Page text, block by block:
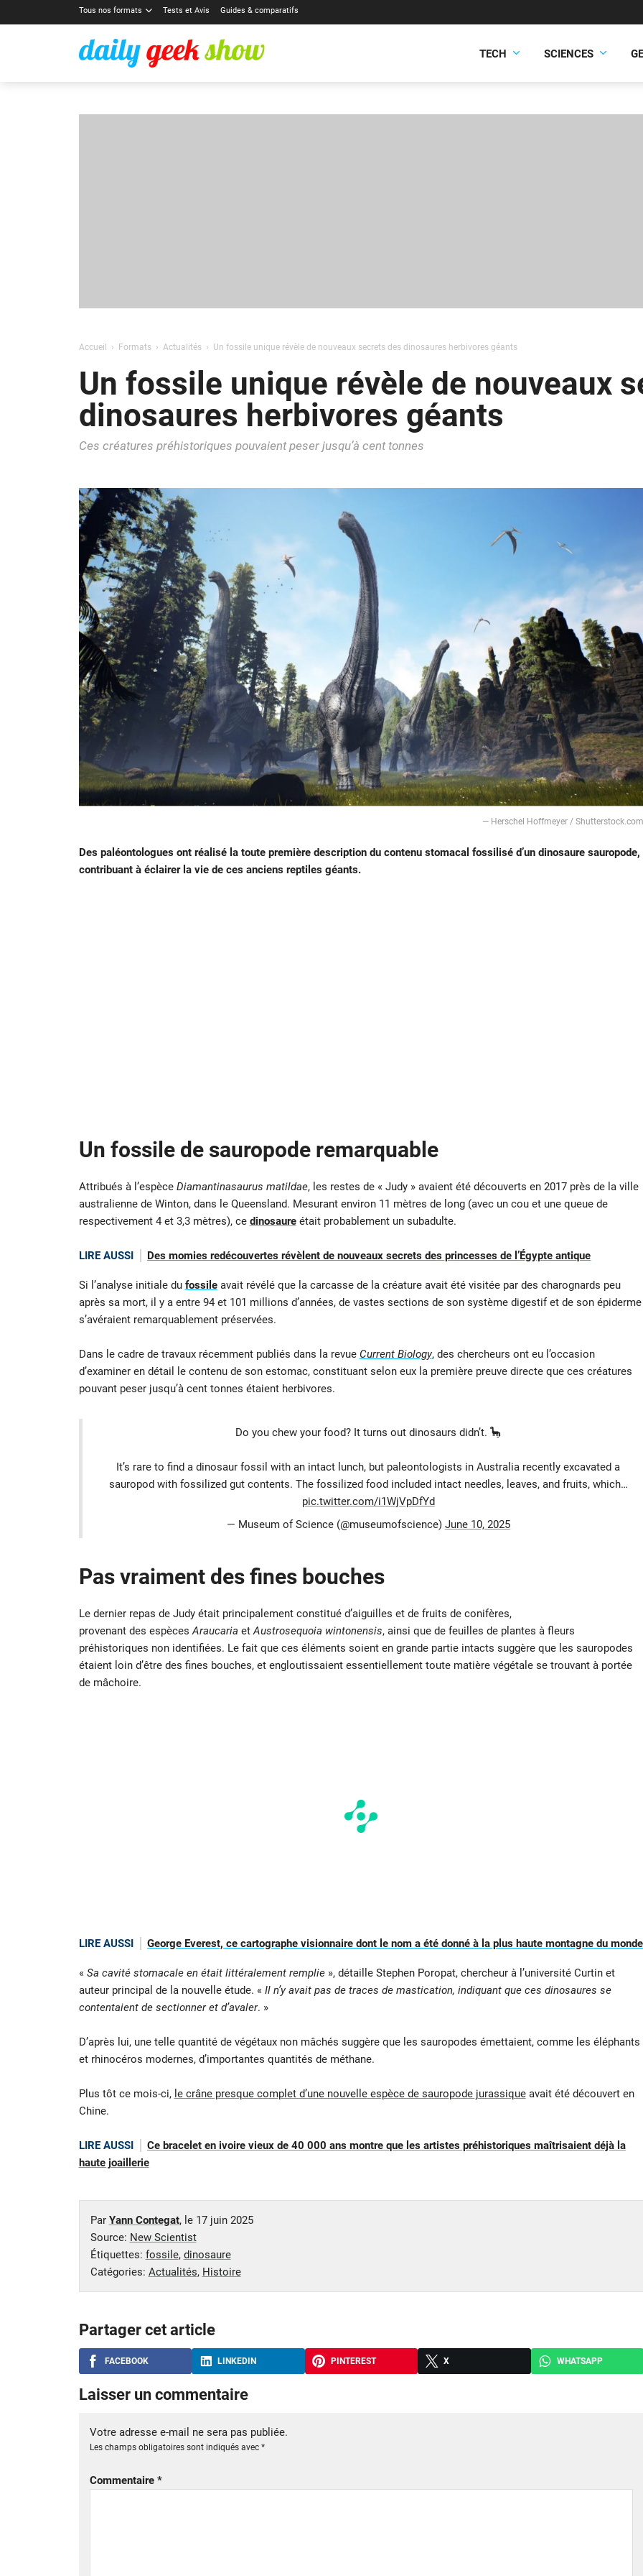
Tous nos formats Tests et Avis Guides & comparatifs
TECH SCIENCES
Accueil Formats Actualités Un fossile unique révèle de nouveaux secrets des dinosaures herbivores géants
Un fossile unique révèle de nouveaux
dinosaures herbivores géants
Ces créatures préhistoriques pouvaient peser jusqu’à cent tonnes
— Herschel Hoffmeyer / Shutterstock.com
Des paléontologues ont réalisé la toute première description du contenu stomacal fossilisé d’un dinosaure sauropode,
contribuant à éclairer la vie de ces anciens reptiles géants.
Un fossile de sauropode remarquable
Attribués à l’espèce Diamantinasaurus matildae, les restes de « Judy » avaient été découverts en 2017 près de la ville
australienne de Winton, dans le Queensland. Mesurant environ 11 mètres de long (avec un cou et une queue de
respectivement 4 et 3,3 mètres), ce dinosaureétait probablement un subadulte.
LIRE AUSSI Des momies redécouvertes révèlent de nouveaux secrets des princesses de l’Égypte antique
Si l’analyse initiale du fossileavait révélé que la carcasse de la créature avait été visitée par des charognards peu
après sa mort, il y a entre 94 et 101 millions d’années, de vastes sections de son système digestif et de son épiderme
s’avéraient remarquablement préservées.
Dans le cadre de travaux récemment publiés dans la revue Current Biology, des chercheurs ont eu l’occasion
d’examiner en détail le contenu de son estomac, constituant selon eux la première preuve directe que ces créatures
pouvant peser jusqu’à cent tonnes étaient herbivores.
Do you chew your food? It turns out dinosaurs didn’t. 🦕
It’s rare to find a dinosaur fossil with an intact lunch, but paleontologists in Australia recently excavated a
sauropod with fossilized gut contents. The fossilized food included intact needles, leaves, and fruits, which…
pic.twitter.com/i1WjVpDfYd
— Museum of Science (@museumofscience) June 10, 2025
Pas vraiment des fines bouches
Le dernier repas de Judy était principalement constitué d’aiguilles et de fruits de conifères,
provenant des espècesAraucaria etAustrosequoia wintonensis, ainsi que de feuilles de plantes à fleurs
préhistoriques non identifiées. Le fait que ces éléments soient en grande partie intacts suggère que les sauropodes
étaient loin d’être des fines bouches, et engloutissaient essentiellement toute matière végétale se trouvant à portée
de mâchoire.
LIRE AUSSI George Everest, ce cartographe visionnaire dont le nom a été donné à la plus haute montagne du monde
« Sa cavité stomacale en était littéralement remplie», détaille Stephen Poropat, chercheur à l’université Curtin et
auteur principal de la nouvelle étude. « Il n’y avait pas de traces de mastication, indiquant que ces dinosaures se
contentaient de sectionner et d’avaler. »
D’après lui, une telle quantité de végétaux non mâchés suggère que les sauropodes émettaient, comme les éléphants
et rhinocéros modernes, d’importantes quantités de méthane.
Plus tôt ce mois-ci, le crâne presque complet d’une nouvelle espèce de sauropode jurassiqueavait été découvert en
Chine.
LIRE AUSSI
Ce bracelet en ivoire vieux de 40 000 ans montre que les artistes préhistoriques maîtrisaient déjà la
haute joaillerie
Par Yann Contegat, le 17 juin 2025
Source: New Scientist
Étiquettes: fossile, dinosaure
Catégories: Actualités, Histoire
Partager cet article
FACEBOOK LINKEDIN PINTEREST X WHATSAPP
Laisser un commentaire
Votre adresse e-mail ne sera pas publiée.
Les champs obligatoires sont indiqués avec *
Commentaire *